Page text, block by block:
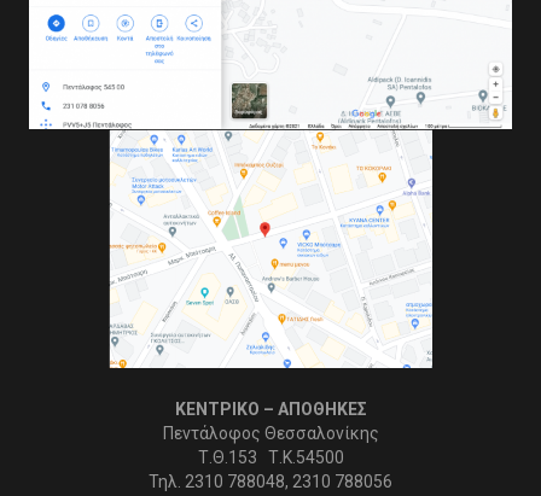
ΚΕΝΤΡΙΚΟ – ΑΠΟΘΗΚΕΣ
Πεντάλοφος Θεσσαλονίκης
Τ.Θ.153 Τ.Κ.54500
Τηλ. 2310 788048, 2310 788056